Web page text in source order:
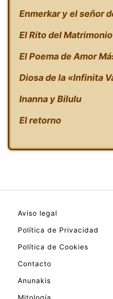
Enmerkar y el señor
El Rito del
El Poema de Amor
Diosa de la «Infinita
Inanna y Bilulu
El retorno
Aviso legal
Política de Privacidad
Política de Cookies
Contacto
Anunakis
Mitología